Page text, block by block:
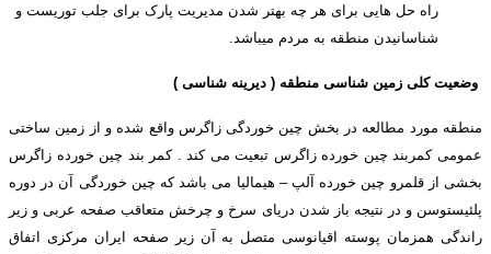
راه حل هایی برای هر چه بهتر شدن مدیریت پارک برای جلب توریست و
شناسانیدن منطقه به مردم میباشد.
وضعیت کلی زمین شناسی منطقه ( دیرینه شناسی )
منطقه مورد مطالعه در بخش چین خوردگی زاگرس واقع شده و از زمین ساختی
عمومی کمربند چین خورده زاگرس تبعیت می کند . کمر بند چین خورده زاگرس
بخشی از قلمرو چین خورده آلپ – هیمالیا می باشد که چین خوردگی آن در دوره
پلئیستوسن و در نتیجه باز شدن دریای سرخ و چرخش متعاقب صفحه عربی و زیر
راندگی همزمان پوسته اقیانوسی متصل به آن زیر صفحه ایران مرکزی اتفاق